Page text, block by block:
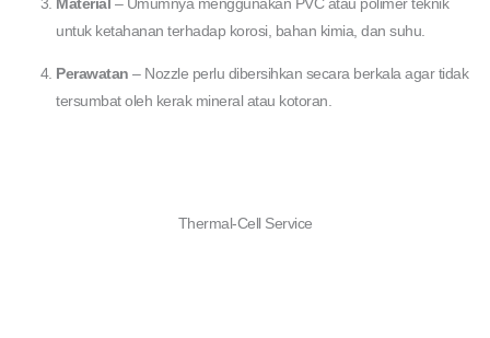
Material – Umumnya menggunakan PVC atau polimer teknik
untuk ketahanan terhadap korosi, bahan kimia, dan suhu.
Perawatan – Nozzle perlu dibersihkan secara berkala agar tidak
tersumbat oleh kerak mineral atau kotoran.
Thermal-Cell Service